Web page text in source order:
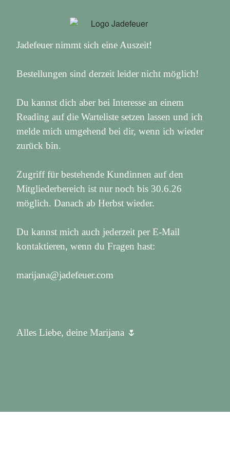
Jadefeuer nimmt sich eine Auszeit!
Bestellungen sind derzeit leider nicht möglich!
Du kannst dich aber bei Interesse an einem
Reading auf die Warteliste setzen lassen und ich
melde mich umgehend bei dir, wenn ich wieder
zurück bin.
Zugriff für bestehende Kundinnen auf den
Mitgliederbereich ist nur noch bis 30.6.26
möglich. Danach ab Herbst wieder.
Du kannst mich auch jederzeit per E-Mail
kontaktieren, wenn du Fragen hast:
marijana@jadefeuer.com
Alles Liebe, deine Marijana 🌷